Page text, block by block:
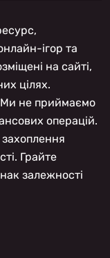
ігор та
на сайті,
цілях.
Ми не приймаємо
операцій.
Грайте
залежності